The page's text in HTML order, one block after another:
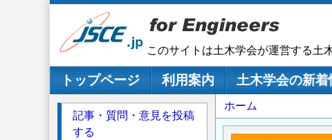
このサイトは土木学会が運営する土
メインナビゲーション
トップページ 利用案内 土木学会の新着
パ
ン
ホーム
記事・質問・意見を投稿
する